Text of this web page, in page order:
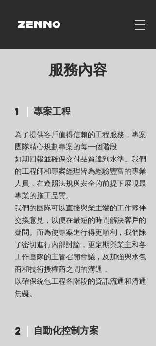
服務內容
1 專案工程
為了提供客戶值得信賴的工程服務，專案
團隊精心規劃專案的每一個階段
如期回報並確保交付品質達到水準。我們
的工程師和專案經理皆為經驗豐富的專業
人員，在遵照法規與安全的前提下展現最
專業的施工品質。
我們的團隊可以直接與業主端的工作夥伴
交換意見，以便在最短的時間解決客戶的
疑問。而為使專案進行得更順利，我們除
了密切進行內部討論，更定期與業主和各
工作團隊的主管召開會議，及加強與承包
商和技術授權商之間的溝通，
以確保統包工程各階段的資訊流通和溝通
無礙。
2 自動化控制方案